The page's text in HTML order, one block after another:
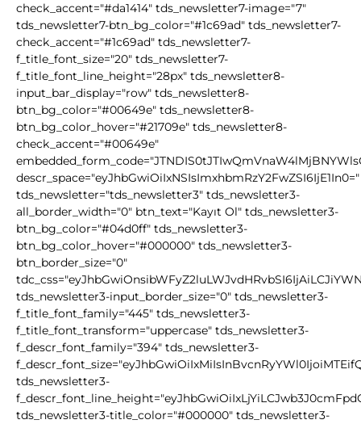
check_accent="#da1414" tds_newsletter7-image="7"
tds_newsletter7-btn_bg_color="#1c69ad" tds_newsletter7-
check_accent="#1c69ad" tds_newsletter7-
f_title_font_size="20" tds_newsletter7-
f_title_font_line_height="28px" tds_newsletter8-
input_bar_display="row" tds_newsletter8-
btn_bg_color="#00649e" tds_newsletter8-
btn_bg_color_hover="#21709e" tds_newsletter8-
check_accent="#00649e"
descr_space="eyJhbGwiOiIxNSIsImxhbmRzY2FwZSI6IjE1In0="
tds_newsletter="tds_newsletter3" tds_newsletter3-
all_border_width="0" btn_text="Kayıt Ol" tds_newsletter3-
btn_bg_color="#04d0ff" tds_newsletter3-
btn_bg_color_hover="#000000" tds_newsletter3-
btn_border_size="0"
tds_newsletter3-input_border_size="0" tds_newsletter3-
f_title_font_family="445" tds_newsletter3-
f_title_font_transform="uppercase" tds_newsletter3-
f_descr_font_family="394" tds_newsletter3-
tds_newsletter3-
tds_newsletter3-title_color="#000000" tds_newsletter3-